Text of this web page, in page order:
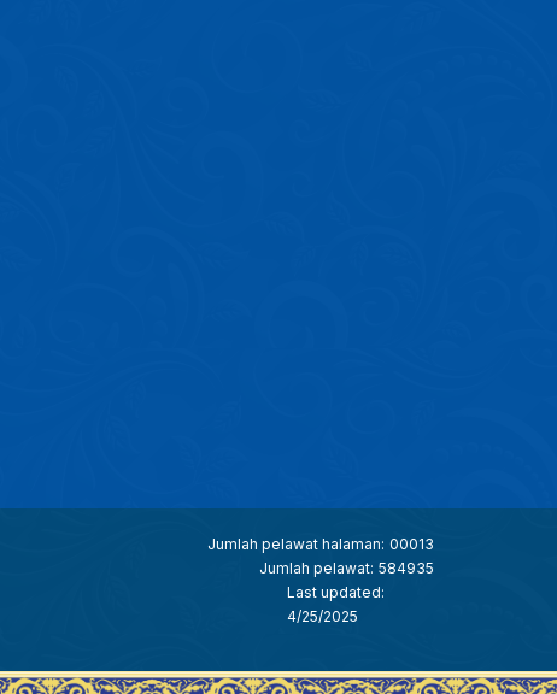
Jumlah pelawat halaman: 00013
Jumlah pelawat: 584935
Last updated:
4/25/2025